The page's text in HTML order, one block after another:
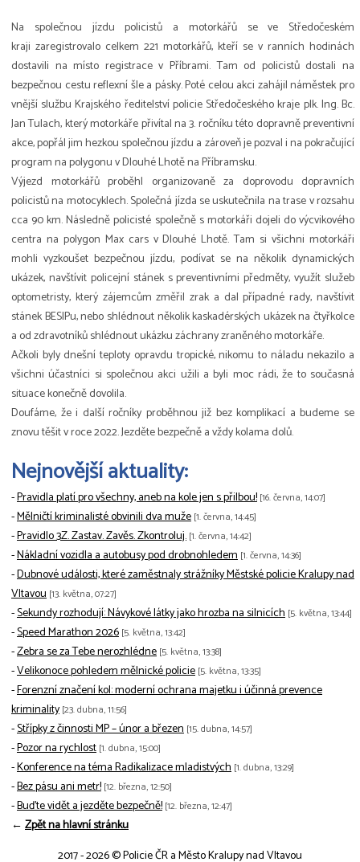
Na společnou jízdu policistů a motorkářů se ve Středočeském
kraji zaregistrovalo celkem 221 motorkářů, kteří se v ranních hodinách
dostavili na místo registrace v Příbrami. Tam od policistů dostali na
bezpečnou cestu reflexní šle a pásky. Poté celou akci zahájil náměstek pro
vnější službu Krajského ředitelství policie Středočeského kraje plk. Ing. Bc.
Jan Tulach, který motorkáře přivítal na 3. ročníku této dopravně preventivní
akce, popřál jim hezkou společnou jízdu a zároveň je pozval i na pokračující
program na polygonu v Dlouhé Lhotě na Příbramsku.
Výjezd motorkářů proběhl organizovaně za doprovodu dopravních
policistů na motocyklech. Společná jízda se uskutečnila na trase v rozsahu
cca 90 km. Následně policisté společně s motorkáři dojeli do výcvikového
centra na polygon Max cars v Dlouhé Lhotě. Tam si všichni motorkáři
mohli vyzkoušet bezpečnou jízdu, podívat se na několik dynamických
ukázek, navštívit policejní stánek s preventivními předměty, využít služeb
optometristy, který zájemcům změřil zrak a dal případné rady, navštívit
stánek BESIPu, nebo shlédnout několik kaskadérských ukázek na čtyřkolce
a od zdravotníků shlédnout ukázku záchrany zraněného motorkáře.
Ačkoli byly dnešní teploty opravdu tropické, nikomu to náladu nekazilo a
všichni účastníci si společnou akci užili a byli moc rádi, že to současná
situace konečně dovolila.
Doufáme, že i další ročníky proběhnou již bez komplikací a budeme se
znovu těšit v roce 2022. Jezděte bezpečně a vždy kolama dolů.
Nejnovější aktuality:
-Pravidla platí pro všechny, aneb na kole jen s přilbou! [16. června, 14:07]
-Mělničtí kriminalisté obvinili dva muže [1. června, 14:45]
-Pravidlo 3Z. Zastav. Zavěs. Zkontroluj. [1. června, 14:42]
-Nákladní vozidla a autobusy pod drobnohledem [1. června, 14:36]
-Dubnové události, které zaměstnaly strážníky Městské policie Kralupy nad
Vltavou [13. května, 07:27]
-Sekundy rozhodují: Návykové látky jako hrozba na silnicích [5. května, 13:44]
-Speed Marathon 2026 [5. května, 13:42]
-Zebra se za Tebe nerozhlédne [5. května, 13:38]
-Velikonoce pohledem mělnické policie [5. května, 13:35]
-Forenzní značení kol: moderní ochrana majetku i účinná prevence
kriminality [23. dubna, 11:56]
-Střípky z činnosti MP – únor a březen [15. dubna, 14:57]
-Pozor na rychlost [1. dubna, 15:00]
-Konference na téma Radikalizace mladistvých [1. dubna, 13:29]
-Bez pásu ani metr! [12. března, 12:50]
-Buďte vidět a jezděte bezpečně! [12. března, 12:47]
← Zpět na hlavní stránku
2017 - 2026 © Policie ČR a Město Kralupy nad Vltavou